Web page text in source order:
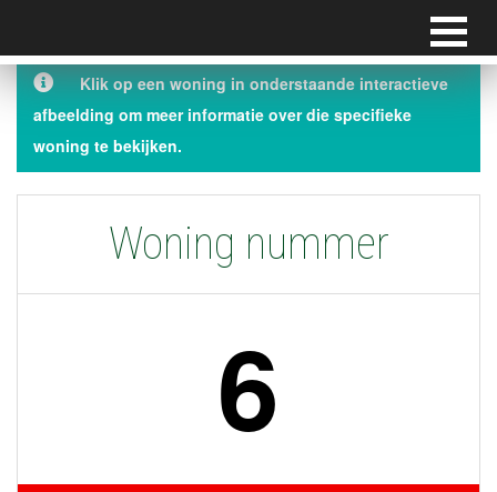
Klik op een woning in onderstaande interactieve
afbeelding om meer informatie over die specifieke
woning te bekijken.
Woning nummer
6